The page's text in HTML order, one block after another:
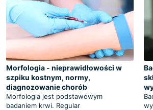
Morfologia - nieprawidłowości w
szpiku kostnym, normy,
diagnozowanie chorób
Morfologia jest podstawowym
badaniem krwi. Regular